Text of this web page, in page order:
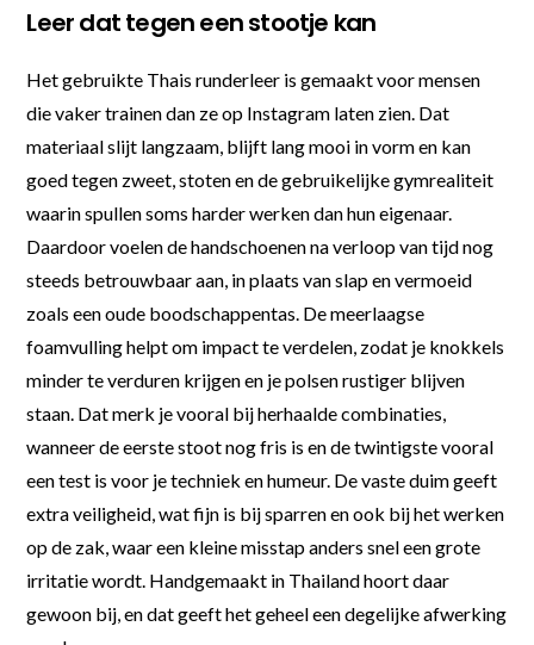
Leer dat tegen een stootje kan
Het gebruikte Thais runderleer is gemaakt voor mensen
die vaker trainen dan ze op Instagram laten zien. Dat
materiaal slijt langzaam, blijft lang mooi in vorm en kan
goed tegen zweet, stoten en de gebruikelijke gymrealiteit
waarin spullen soms harder werken dan hun eigenaar.
Daardoor voelen de handschoenen na verloop van tijd nog
steeds betrouwbaar aan, in plaats van slap en vermoeid
zoals een oude boodschappentas. De meerlaagse
foamvulling helpt om impact te verdelen, zodat je knokkels
minder te verduren krijgen en je polsen rustiger blijven
staan. Dat merk je vooral bij herhaalde combinaties,
wanneer de eerste stoot nog fris is en de twintigste vooral
een test is voor je techniek en humeur. De vaste duim geeft
extra veiligheid, wat fijn is bij sparren en ook bij het werken
op de zak, waar een kleine misstap anders snel een grote
irritatie wordt. Handgemaakt in Thailand hoort daar
gewoon bij, en dat geeft het geheel een degelijke afwerking